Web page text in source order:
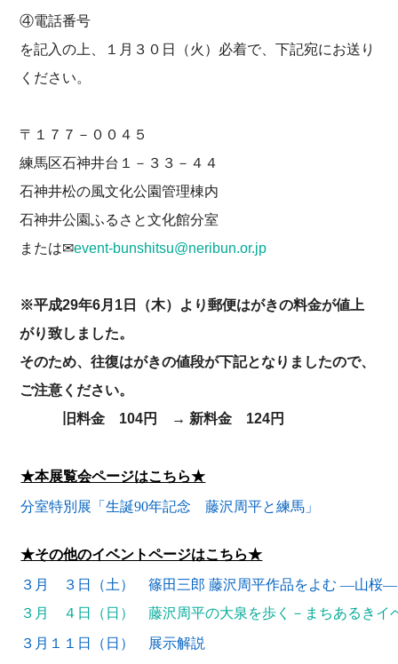
④電話番号
を記入の上、１月３０日（火）必着で、下記宛にお送り
ください。
〒１７７－００４５
練馬区石神井台１－３３－４４
石神井松の風文化公園管理棟内
石神井公園ふるさと文化館分室
または✉event-bunshitsu@neribun.or.jp
※平成29年6月1日（木）より郵便はがきの料金が値上
がり致しました。
そのため、往復はがきの値段が下記となりましたので、
ご注意ください。
旧料金 104円 → 新料金 124円
★本展覧会ページはこちら★
分室特別展「生誕90年記念 藤沢周平と練馬」
★その他のイベントページはこちら★
３月 ３日（土） 篠田三郎 藤沢周平作品をよむ ―山桜―
３月 ４日（日）藤沢周平の大泉を歩く－まちあるきイ
３月１１日（日） 展示解説